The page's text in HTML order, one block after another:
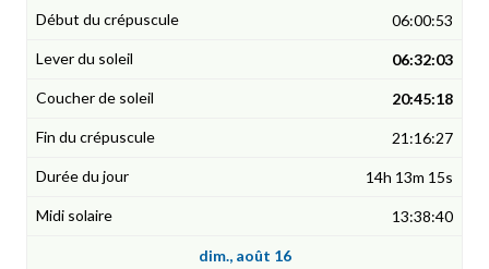
06:00:53
06:32:03
20:45:18
21:16:27
14h 13m 15s
13:38:40
dim., août 16